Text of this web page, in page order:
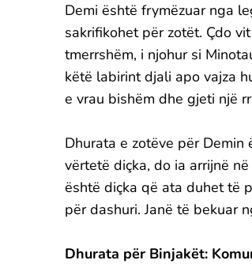
Demi është frymëzuar nga
sakrifikohet për zotët. Çdo
tmerrshëm, i njohur si
këtë labirint djali apo vajza
e vrau bishëm dhe gjeti një
Dhurata e zotëve për
vërtetë diçka, do ia arrijnë
është diçka që ata duhet të
për dashuri. Janë të bekuar
Dhurata për Binjakët: